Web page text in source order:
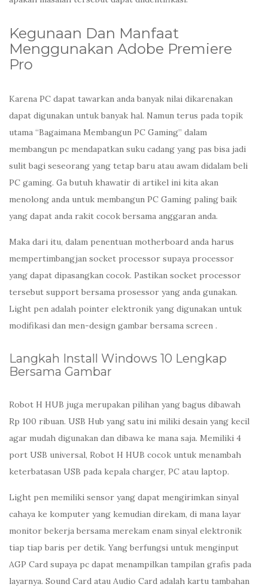
Kegunaan Dan Manfaat
Menggunakan Adobe Premiere
Pro
Karena PC dapat tawarkan anda banyak nilai dikarenakan
dapat digunakan untuk banyak hal. Namun terus pada topik
utama “Bagaimana Membangun PC Gaming” dalam
membangun pc mendapatkan suku cadang yang pas bisa jadi
sulit bagi seseorang yang tetap baru atau awam didalam beli
PC gaming. Ga butuh khawatir di artikel ini kita akan
menolong anda untuk membangun PC Gaming paling baik
yang dapat anda rakit cocok bersama anggaran anda.
Maka dari itu, dalam penentuan motherboard anda harus
mempertimbangjan socket processor supaya processor
yang dapat dipasangkan cocok. Pastikan socket processor
tersebut support bersama prosessor yang anda gunakan.
Light pen adalah pointer elektronik yang digunakan untuk
modifikasi dan men-design gambar bersama screen .
Langkah Install Windows 10 Lengkap
Bersama Gambar
Robot H HUB juga merupakan pilihan yang bagus dibawah
Rp 100 ribuan. USB Hub yang satu ini miliki desain yang kecil
agar mudah digunakan dan dibawa ke mana saja. Memiliki 4
port USB universal, Robot H HUB cocok untuk menambah
keterbatasan USB pada kepala charger, PC atau laptop.
Light pen memiliki sensor yang dapat mengirimkan sinyal
cahaya ke komputer yang kemudian direkam, di mana layar
monitor bekerja bersama merekam enam sinyal elektronik
tiap tiap baris per detik. Yang berfungsi untuk menginput
AGP Card supaya pc dapat menampilkan tampilan grafis pada
layarnya. Sound Card atau Audio Card adalah kartu tambahan